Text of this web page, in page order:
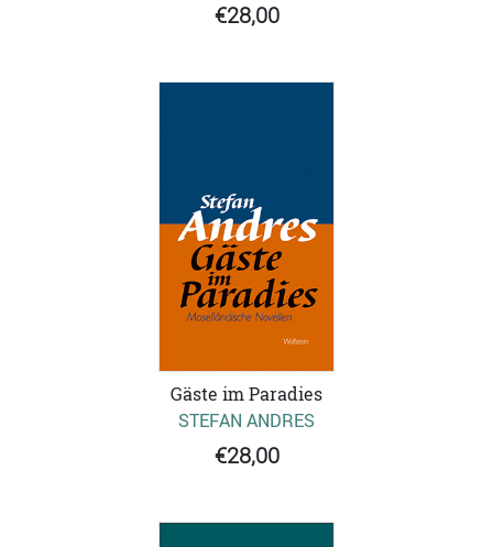
€28,00
Gäste im Paradies
STEFAN ANDRES
€28,00